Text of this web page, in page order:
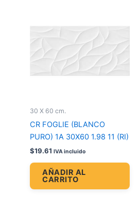
30 X 60 cm.
CR FOGLIE (BLANCO
PURO) 1A 30X60 1.98 11 (RI)
$19.61 IVA incluido
AÑADIR AL
CARRITO